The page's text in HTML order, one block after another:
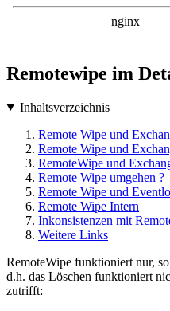
Remotewipe im
Inhaltsverzeichnis
Remote Wipe und
Remote Wipe und
RemoteWipe und
Remote Wipe umgehen ?
Remote Wipe und
Remote Wipe Intern
Inkonsistenzen mit
Weitere Links
RemoteWipe funktioniert nur,
d.h. das Löschen funktioniert
zutrifft: